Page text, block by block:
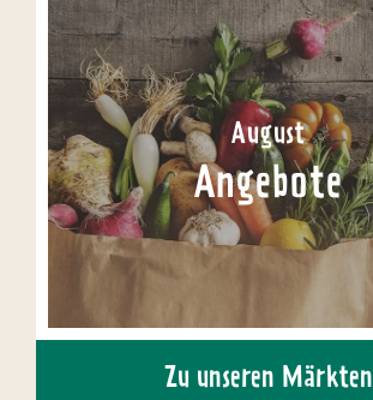
August
Angebote
Zu unseren Märkten